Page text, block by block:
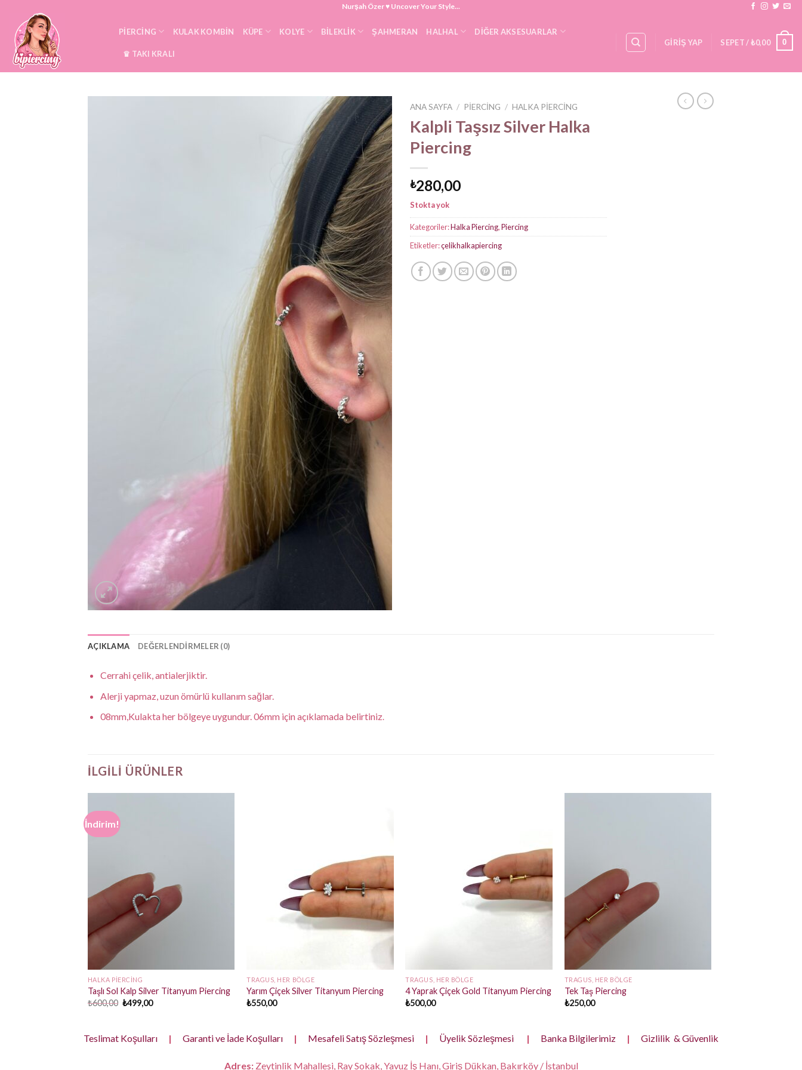
content
Nurşah Özer ♥ Uncover Your Style...
PIERCING KULAK KOMBIN KÜPE KOLYE BILEKLIK ŞAHMERAN HALHAL DIĞER AKSESUARLAR
♛ TAKI KRALI
GIRIŞ YAP SEPET /₺0,00 0
ANA SAYFA / PIERCING / HALKA PIERCING
Kalpli Taşsız Silver Halka
Piercing
₺280,00
Stokta yok
Kategoriler:Halka Piercing,Piercing
Etiketler:çelikhalkapiercing
AÇIKLAMA DEĞERLENDIRMELER (0)
Cerrahi çelik, antialerjiktir.
Alerji yapmaz, uzun ömürlü kullanım sağlar.
08mm,Kulakta her bölgeye uygundur. 06mm için açıklamada belirtiniz.
İLGILI ÜRÜNLER
İndirim!
HALKA PIERCING
Taşlı Sol Kalp Silver Titanyum Piercing
₺600,00 Orijinal
₺499,00Şu
TRAGUS, HER BÖLGE
Yarım Çiçek Silver Titanyum Piercing
₺550,00
TRAGUS, HER BÖLGE
4 Yaprak Çiçek Gold Titanyum Piercing
₺500,00
TRAGUS, HER BÖLGE
Tek Taş Piercing
₺250,00
Teslimat Koşulları | Garanti ve İade Koşulları | Mesafeli Satış Sözleşmesi | Üyelik Sözleşmesi | Banka Bilgilerimiz | Gizlilik & Güvenlik
Adres:Zeytinlik Mahallesi, Ray Sokak, Yavuz İş Hanı, Giriş Dükkan, Bakırköy / İstanbul